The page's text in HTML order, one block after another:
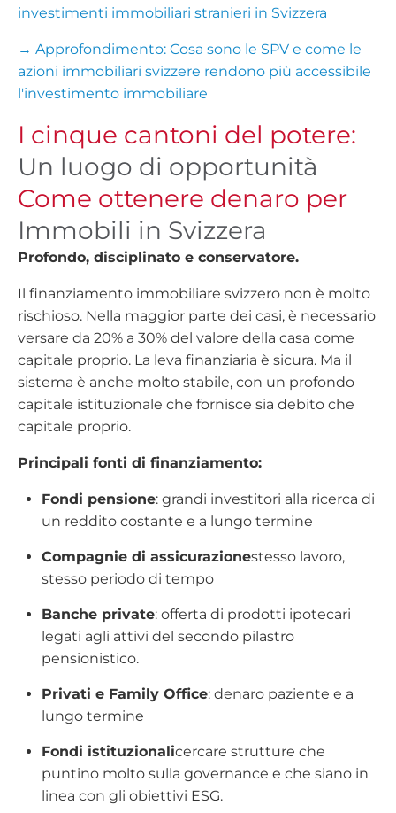
investimenti immobiliari stranieri in Svizzera
→ Approfondimento: Cosa sono le SPV e come le
azioni immobiliari svizzere rendono più accessibile
l'investimento immobiliare
I cinque cantoni del potere:
Un luogo di opportunità
Come ottenere denaro per
Immobili in Svizzera
Profondo, disciplinato e conservatore.
Il finanziamento immobiliare svizzero non è molto
rischioso. Nella maggior parte dei casi, è necessario
versare da 20% a 30% del valore della casa come
capitale proprio. La leva finanziaria è sicura. Ma il
sistema è anche molto stabile, con un profondo
capitale istituzionale che fornisce sia debito che
capitale proprio.
Principali fonti di finanziamento:
Fondi pensione: grandi investitori alla ricerca di
un reddito costante e a lungo termine
Compagnie di assicurazionestesso lavoro,
stesso periodo di tempo
Banche private: offerta di prodotti ipotecari
legati agli attivi del secondo pilastro
pensionistico.
Privati e Family Office: denaro paziente e a
lungo termine
Fondi istituzionalicercare strutture che
puntino molto sulla governance e che siano in
linea con gli obiettivi ESG.